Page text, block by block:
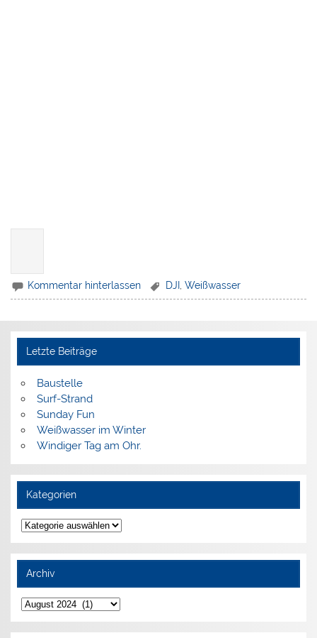
Kommentar hinterlassen DJI ,Weißwasser
Letzte Beiträge
Baustelle
Surf-Strand
Sunday Fun
Weißwasser im Winter
Windiger Tag am Ohr.
Kategorien
Kategorien
Archiv
Archiv